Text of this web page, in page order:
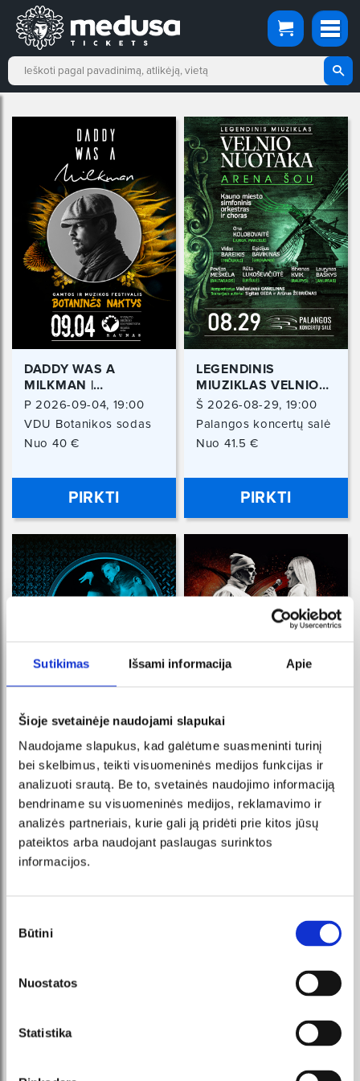
Sutikimas Išsami informacija Apie
Šioje svetainėje naudojami slapukai
Naudojame slapukus, kad galėtume suasmeninti turinį
bei skelbimus, teikti visuomeninės medijos funkcijas ir
analizuoti srautą. Be to, svetainės naudojimo informaciją
bendriname su visuomeninės medijos, reklamavimo ir
analizės partneriais, kurie gali ją pridėti prie kitos jūsų
pateiktos arba naudojant paslaugas surinktos
informacijos.
pasirinkimas
Būtini
Nuostatos
Statistika
DADDY WAS A
MILKMAN |
BOTANINĖS NAKTYS
P 2026-09-04, 19:00
VDU Botanikos sodas
Kaunas
Nuo 40 €
PIRKTI
LEGENDINIS
MIUZIKLAS VELNIO
NUOTAKA | ARENA
ŠOU
Š 2026-08-29, 19:00
Palangos koncertų salė
Palanga
Nuo 41.5 €
PIRKTI
GUS GUS
T 2026-09-02, 19:00
Vasaros Terasa ,
Vilniaus 39, Vilnius
Nuo 49 €
KARALIŠKA ERDVĖ |
IŠ LĖTO LEIDŽIASI
SAULĖ | PALANGA
Š 2026-08-15, 20:00
Palangos koncertų salė